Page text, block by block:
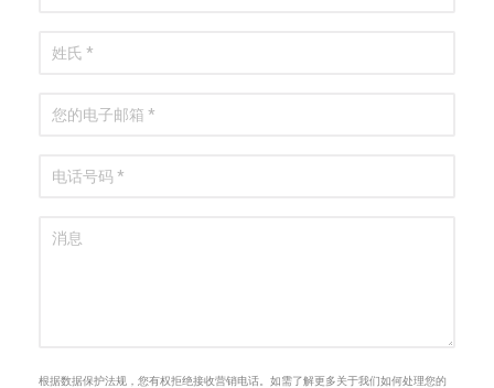
根据数据保护法规，您有权拒绝接收营销电话。如需了解更多关于我们如何处理您的